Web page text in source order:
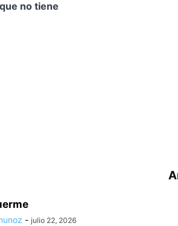
no tiene
- julio 22, 2026